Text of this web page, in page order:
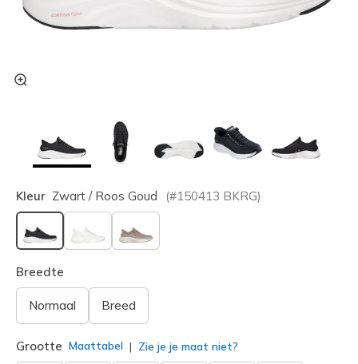
Kleur Zwart / Roos Goud (#150413 BKRG)
geselecteerd
Breedte
Normaal Breed
Grootte Maattabel Zie je je maat niet?